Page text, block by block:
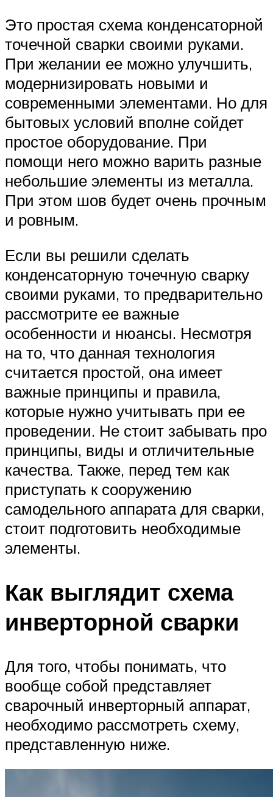
Это простая схема конденсаторной
точечной сварки своими руками.
При желании ее можно улучшить,
модернизировать новыми и
современными элементами. Но для
бытовых условий вполне сойдет
простое оборудование. При
помощи него можно варить разные
небольшие элементы из металла.
При этом шов будет очень прочным
и ровным.
Если вы решили сделать
конденсаторную точечную сварку
своими руками, то предварительно
рассмотрите ее важные
особенности и нюансы. Несмотря
на то, что данная технология
считается простой, она имеет
важные принципы и правила,
которые нужно учитывать при ее
проведении. Не стоит забывать про
принципы, виды и отличительные
качества. Также, перед тем как
приступать к сооружению
самодельного аппарата для сварки,
стоит подготовить необходимые
элементы.
Как выглядит схема
инверторной сварки
Для того, чтобы понимать, что
вообще собой представляет
сварочный инверторный аппарат,
необходимо рассмотреть схему,
представленную ниже.